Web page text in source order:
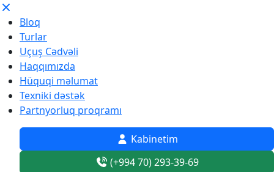
Bloq
Turlar
Uçuş Cədvəli
Haqqımızda
Hüquqi məlumat
Texniki dəstək
Partnyorluq proqramı
Kabinetim
(+994 70) 293-39-69